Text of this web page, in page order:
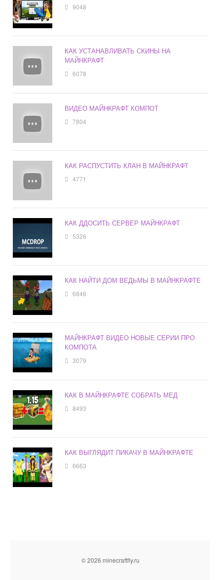
9048
КАК УСТАНАВЛИВАТЬ СКИНЫ НА
МАЙНКРАФТ
6078
ВИДЕО МАЙНКРАФТ КОМПОТ
7804
КАК РАСПУСТИТЬ КЛАН В МАЙНКРАФТ
4771
КАК ДДОСИТЬ СЕРВЕР МАЙНКРАФТ
5326
КАК НАЙТИ ДОМ ВЕДЬМЫ В МАЙНКРАФТЕ
6846
МАЙНКРАФТ ВИДЕО НОВЫЕ СЕРИИ ПРО
КОМПОТА
3079
КАК В МАЙНКРАФТЕ СОБРАТЬ МЕД
8493
КАК ВЫГЛЯДИТ ПИКАЧУ В МАЙНКРАФТЕ
6663
© 2026 minecraftfly.ru